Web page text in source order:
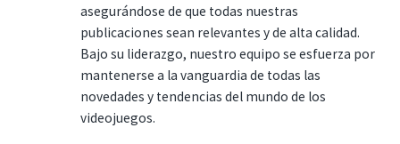
asegurándose de que todas nuestras
publicaciones sean relevantes y de alta calidad.
Bajo su liderazgo, nuestro equipo se esfuerza por
mantenerse a la vanguardia de todas las
novedades y tendencias del mundo de los
videojuegos.